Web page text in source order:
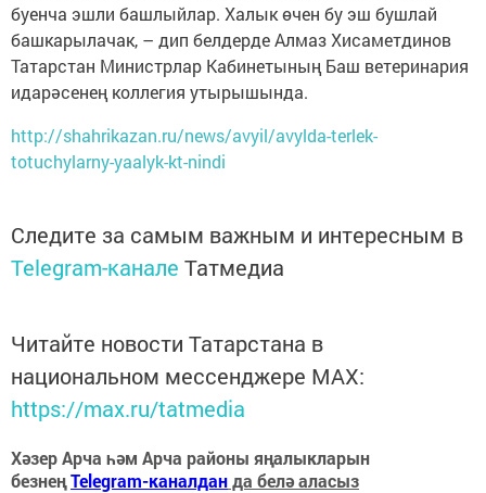
буенча эшли башлыйлар. Халык өчен бу эш бушлай
башкарылачак, – дип белдерде Алмаз Хисаметдинов
Татарстан Министрлар Кабинетының Баш ветеринария
идарәсенең коллегия утырышында.
http://shahrikazan.ru/news/avyil/avylda-terlek-
totuchylarny-yaalyk-kt-nindi
Следите за самым важным и интересным в
Telegram-канале Татмедиа
Читайте новости Татарстана в
национальном мессенджере MАХ:
https://max.ru/tatmedia
Хәзер Арча һәм Арча районы яңалыкларын
безнеңTelegram-каналданда белә аласыз